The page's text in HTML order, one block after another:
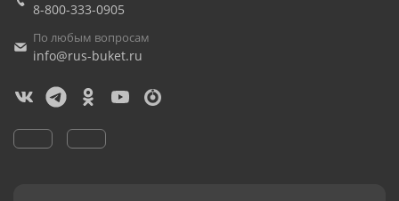
8-800-333-0905
По любым вопросам
info@rus-buket.ru